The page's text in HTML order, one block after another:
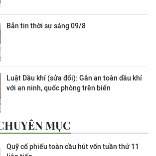
Bản tin thời sự sáng 09/8
Luật Dầu khí (sửa đổi): Gắn an toàn dầu khí
với an ninh, quốc phòng trên biển
MỤC
Quỹ cổ phiếu toàn cầu hút vốn tuần thứ 11